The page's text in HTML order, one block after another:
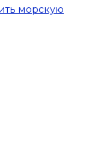
морскую